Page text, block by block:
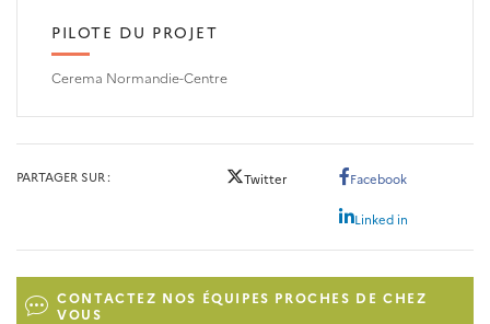
PILOTE DU PROJET
Cerema Normandie-Centre
PARTAGER SUR Twitter Facebook
Linked in
CONTACTEZ NOS ÉQUIPES PROCHES DE CHEZ
VOUS